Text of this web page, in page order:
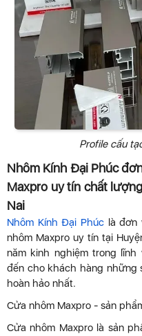
Profile cấu
Nhôm Kính Đại Phúc
Maxpro uy tín chất
Nai
Nhôm Kính Đại Phúc là đơn
nhôm Maxpro uy tín tại
năm kinh nghiệm trong
đến cho khách hàng những
hoàn hảo nhất.
Cửa nhôm Maxpro - sản
Cửa nhôm Maxpro là sản